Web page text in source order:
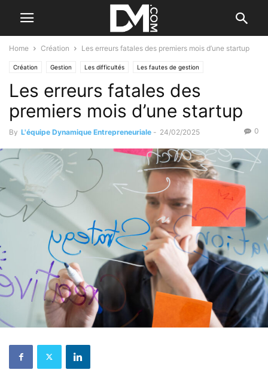
Home Création Les erreurs fatales des premiers mois d’une startup
Création Gestion Les difficultés Les fautes de gestion
Les erreurs fatales des
premiers mois d’une startup
By L'équipe Dynamique Entrepreneuriale - 24/02/2025 0